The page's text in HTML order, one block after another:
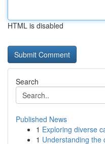
HTML is disabled
Search
Published News
1 Exploring diverse
1 Understanding the